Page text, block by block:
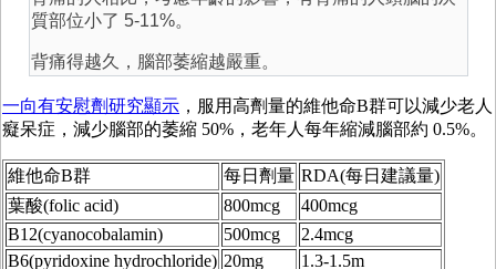
質部位小了 5-11%。
背痛得越久，腦部萎縮越嚴重。
一向有安慰劑研究顯示 ，服用高劑量的維他命B群可以減少老人
癡呆症，減少腦部的萎縮 50%，老年人每年縮減腦部約 0.5%。
維他命B群 每日劑量 RDA(每日建議量)
葉酸(folic acid)
800mcg
400mcg
B12(cyanocobalamin)
500mcg
2.4mcg
B6(pyridoxine hydrochloride) 20mg
1.3-1.5m